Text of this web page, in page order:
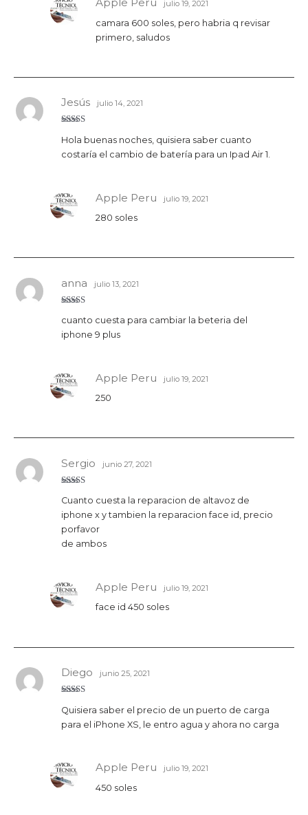
Apple Peru julio 19, 2021
camara 600 soles, pero habria q revisar
primero, saludos
do con
Jesús julio 14, 2021
Hola buenas noches, quisiera saber cuanto
costaría el cambio de batería para un Ipad Air 1.
Apple Peru julio 19, 2021
280 soles
do con
3
de 5
anna julio 13, 2021
cuanto cuesta para cambiar la beteria del
iphone 9 plus
Apple Peru julio 19, 2021
250
con5de 5
Sergio junio 27, 2021
Cuanto cuesta la reparacion de altavoz de
iphone x y tambien la reparacion face id, precio
porfavor
de ambos
Apple Peru julio 19, 2021
face id 450 soles
con5de 5
Diego junio 25, 2021
Quisiera saber el precio de un puerto de carga
para el iPhone XS, le entro agua y ahora no carga
Apple Peru julio 19, 2021
450 soles